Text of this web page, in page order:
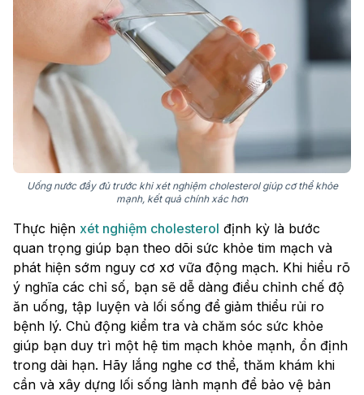
Uống nước đầy đủ trước khi xét nghiệm cholesterol giúp cơ thể khỏe
mạnh, kết quả chính xác hơn
Thực hiện xét nghiệm cholesterol định kỳ là bước
quan trọng giúp bạn theo dõi sức khỏe tim mạch và
phát hiện sớm nguy cơ xơ vữa động mạch. Khi hiểu rõ
ý nghĩa các chỉ số, bạn sẽ dễ dàng điều chỉnh chế độ
ăn uống, tập luyện và lối sống để giảm thiểu rủi ro
bệnh lý. Chủ động kiểm tra và chăm sóc sức khỏe
giúp bạn duy trì một hệ tim mạch khỏe mạnh, ổn định
trong dài hạn. Hãy lắng nghe cơ thể, thăm khám khi
cần và xây dựng lối sống lành mạnh để bảo vệ bản